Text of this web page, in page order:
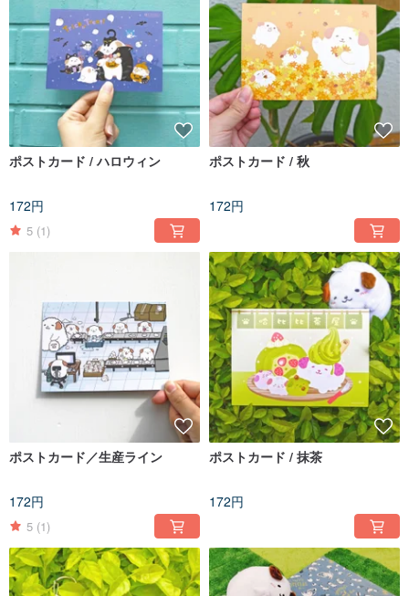
ポストカード / ハロウィン
172円
5 (1)
ポストカード / 秋
172円
ポストカード／生産ライン
172円
5 (1)
ポストカード / 抹茶
172円